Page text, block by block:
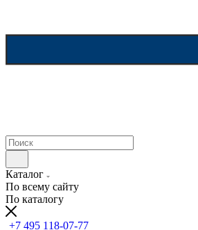
Каталог
По всему сайту
По каталогу
+7 495 118-07-77